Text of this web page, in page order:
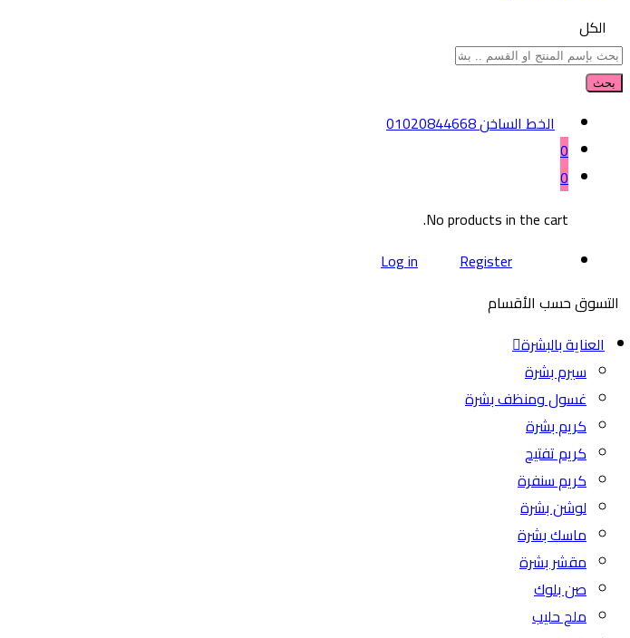
الكل
بحث
الخط الساخن01020844668
0
0
No products in the cart.
Log in
Register
التسوق حسب الأقسام
العناية بالبشرة
سيرم بشرة
غسول ومنظف بشرة
كريم بشرة
كريم تفتيح
كريم سنفرة
لوشن بشرة
ماسك بشرة
مقشر بشرة
صن بلوك
ملح حليب